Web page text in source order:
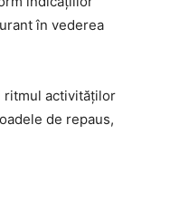
în vederea
ritmul activităților
de repaus,